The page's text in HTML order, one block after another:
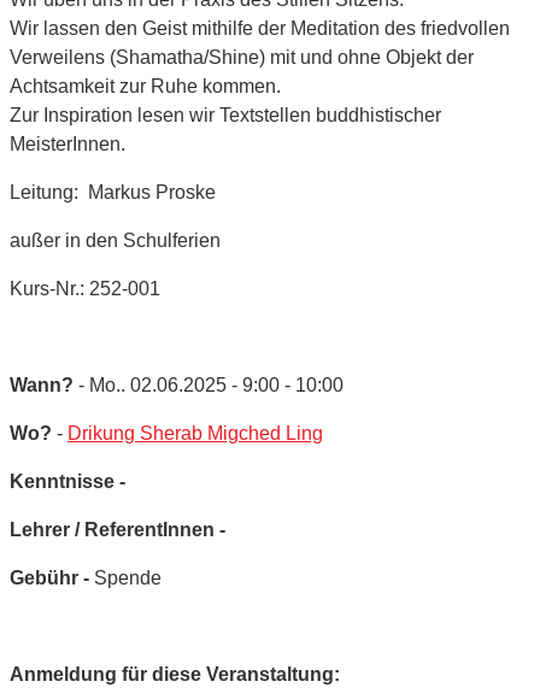
Wir lassen den Geist mithilfe der Meditation des friedvollen
Verweilens (Shamatha/Shine) mit und ohne Objekt der
Achtsamkeit zur Ruhe kommen.
Zur Inspiration lesen wir Textstellen buddhistischer
MeisterInnen.
Leitung: Markus Proske
außer in den Schulferien
Kurs-Nr.: 252-001
Wann? - Mo.. 02.06.2025 - 9:00 - 10:00
Wo? - Drikung Sherab Migched Ling
Kenntnisse -
Lehrer / ReferentInnen -
Gebühr - Spende
Anmeldung für diese Veranstaltung: